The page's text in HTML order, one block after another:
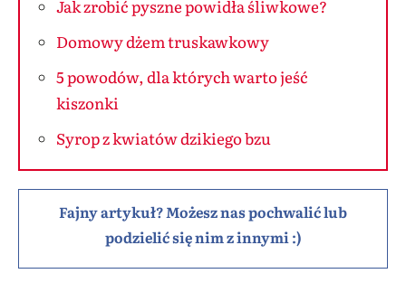
Jak zrobić pyszne powidła śliwkowe?
Domowy dżem truskawkowy
5 powodów, dla których warto jeść
kiszonki
Syrop z kwiatów dzikiego bzu
Fajny artykuł? Możesz nas pochwalić lub
podzielić się nim z innymi :)